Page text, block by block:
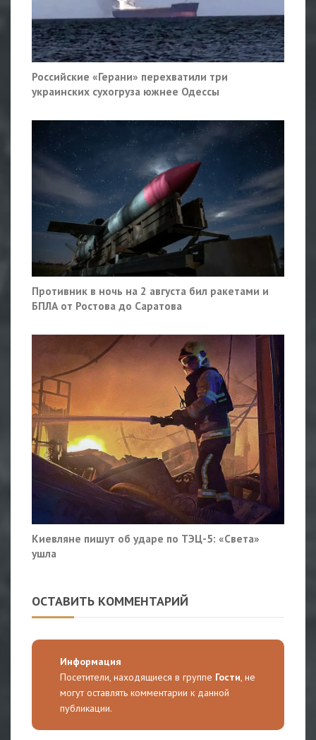
Российские «Герани» перехватили три
украинских сухогруза южнее Одессы
Противник в ночь на 2 августа бил ракетами и
БПЛА от Ростова до Саратова
Киевляне пишут об ударе по ТЭЦ-5: «Света»
ушла
ОСТАВИТЬ КОММЕНТАРИЙ
Информация
Посетители, находящиеся в группе Гости, не
могут оставлять комментарии к данной
публикации.